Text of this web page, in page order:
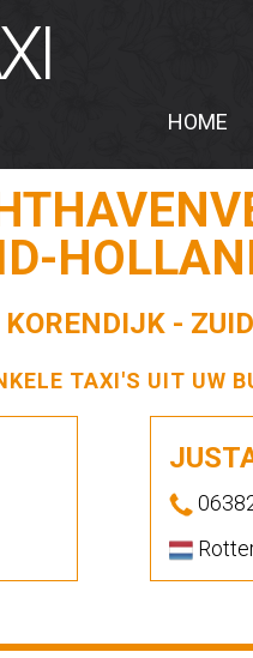
HOME
-
TAXI'S UIT UW